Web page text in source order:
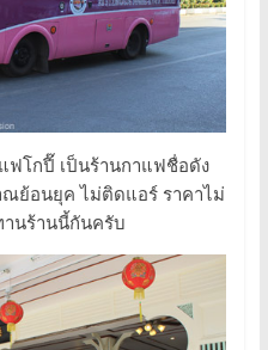
ฟโกปี๊ เป็นร้านกาแฟชื่อดัง
ย้อนยุค ไม่ติดแอร์ ราคาไม่
านร้านนี้กันครับ